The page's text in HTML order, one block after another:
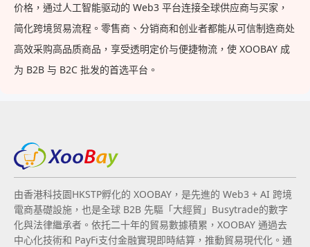
价格，通过人工智能驱动的 Web3 平台连接全球供应商与买家，
简化跨境贸易流程。零售商、分销商和创业者都能从可信制造商处
高效采购高品质商品，享受透明定价与便捷物流，使 XOOBAY 成
为 B2B 与 B2C 批发的首选平台。
由香港科技園HKSTP孵化的 XOOBAY，是先進的 Web3 + AI 跨境
電商基礎設施，也是全球 B2B 先驅「大經貿」Busytrade的數字
化與法律繼承者。依托二十年的貿易數據積累，XOOBAY 通過去
中心化技術和 PayFi支付金融實現即時結算，推動貿易現代化。通